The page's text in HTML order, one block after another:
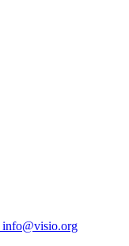
info@visio.org